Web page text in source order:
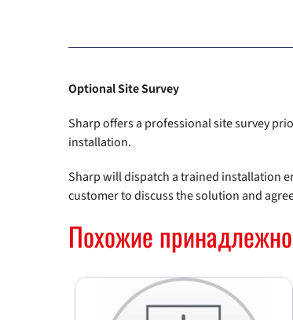
Optional Site Survey
Sharp offers a professional site survey
installation.
Sharp will dispatch a trained installation
customer to discuss the solution and
Похожие